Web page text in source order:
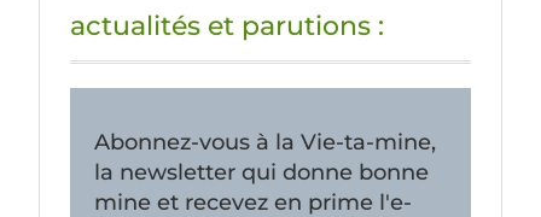
actualités et parutions :
Abonnez-vous à la Vie-ta-mine,
la newsletter qui donne bonne
mine et recevez en prime l'e-